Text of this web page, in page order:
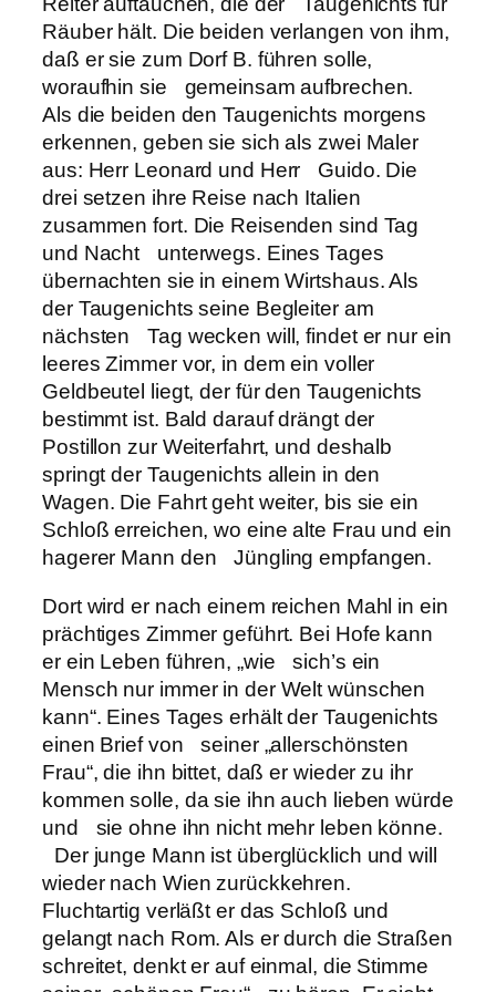
Räuber hält. Die beiden verlangen von ihm,
daß er sie zum Dorf B. führen solle,
woraufhin sie gemeinsam aufbrechen.
Als die beiden den Taugenichts morgens
erkennen, geben sie sich als zwei Maler
aus: Herr Leonard und Herr Guido. Die
drei setzen ihre Reise nach Italien
zusammen fort. Die Reisenden sind Tag
und Nacht unterwegs. Eines Tages
übernachten sie in einem Wirtshaus. Als
der Taugenichts seine Begleiter am
nächsten Tag wecken will, findet er nur ein
leeres Zimmer vor, in dem ein voller
Geldbeutel liegt, der für den Taugenichts
bestimmt ist. Bald darauf drängt der
Postillon zur Weiterfahrt, und deshalb
springt der Taugenichts allein in den
Wagen. Die Fahrt geht weiter, bis sie ein
Schloß erreichen, wo eine alte Frau und ein
hagerer Mann den Jüngling empfangen.
Dort wird er nach einem reichen Mahl in ein
prächtiges Zimmer geführt. Bei Hofe kann
er ein Leben führen, „wie sich’s ein
Mensch nur immer in der Welt wünschen
kann“. Eines Tages erhält der Taugenichts
einen Brief von seiner „allerschönsten
Frau“, die ihn bittet, daß er wieder zu ihr
kommen solle, da sie ihn auch lieben würde
und sie ohne ihn nicht mehr leben könne.
Der junge Mann ist überglücklich und will
wieder nach Wien zurückkehren.
Fluchtartig verläßt er das Schloß und
gelangt nach Rom. Als er durch die Straßen
schreitet, denkt er auf einmal, die Stimme